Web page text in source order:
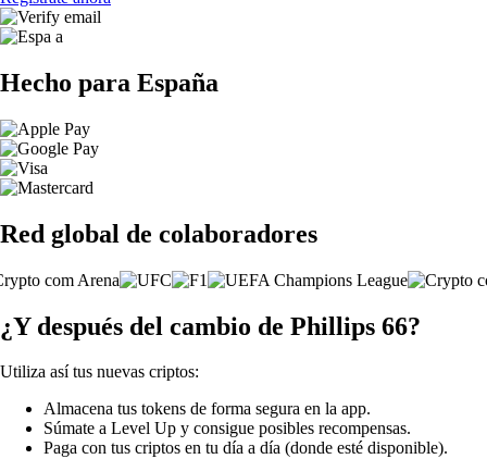
Hecho para España
Red global de colaboradores
¿Y después del cambio de Phillips 66?
Utiliza así tus nuevas criptos:
Almacena tus tokens de forma segura en la app.
Súmate a Level Up y consigue posibles recompensas.
Paga con tus criptos en tu día a día (donde esté disponible).